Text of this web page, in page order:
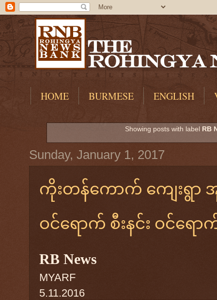
HOME BURMESE ENGLISH
Showing posts with label RB
Sunday, January 1, 2017
ကိုးတန်ကောက် ကျေးရွာ
ဝင်ရောက် စီးနင်း ဝင်ရော
RB News
MYARF
5.11.2016